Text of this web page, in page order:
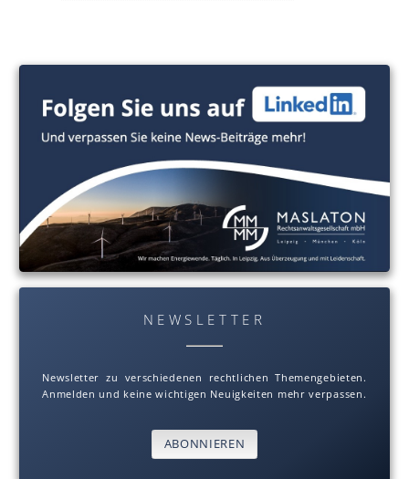
NEWSLETTER
Newsletter zu verschiedenen rechtlichen Themengebieten.
Anmelden und keine wichtigen Neuigkeiten mehr verpassen.
ABONNIEREN